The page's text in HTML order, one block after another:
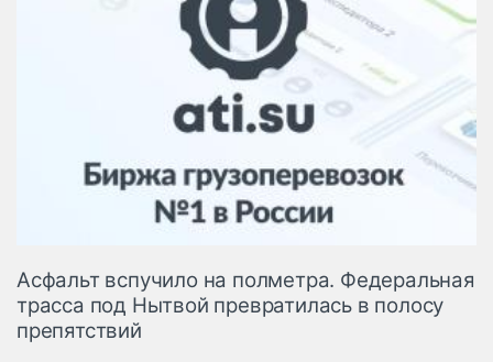
Асфальт вспучило на полметра. Федеральная
трасса под Нытвой превратилась в полосу
препятствий